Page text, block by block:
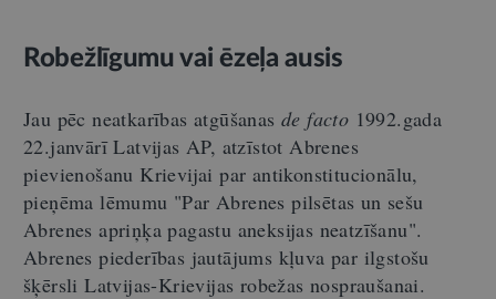
Robežlīgumu vai ēzeļa ausis
Jau pēc neatkarības atgūšanas de facto 1992.gada
22.janvārī Latvijas AP, atzīstot Abrenes
pievienošanu Krievijai par antikonstitucionālu,
pieņēma lēmumu "Par Abrenes pilsētas un sešu
Abrenes apriņķa pagastu aneksijas neatzīšanu".
Abrenes piederības jautājums kļuva par ilgstošu
šķērsli Latvijas-Krievijas robežas nospraušanai.